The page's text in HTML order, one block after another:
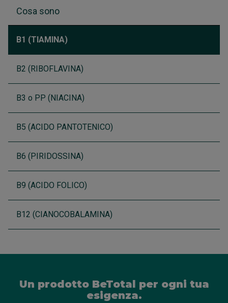
Cosa sono
B1 (TIAMINA)
B2 (RIBOFLAVINA)
B3 o PP (NIACINA)
B5 (ACIDO PANTOTENICO)
B6 (PIRIDOSSINA)
B9 (ACIDO FOLICO)
B12 (CIANOCOBALAMINA)
Un prodotto BeTotal per ogni tua
esigenza.